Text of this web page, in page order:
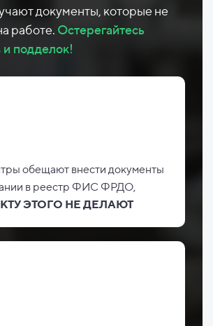
документы, которые не
работе. Остерегайтесь
подделок!
обещают внести документы
в реестр ФИС ФРДО,
ЭТОГО НЕ ДЕЛАЮТ